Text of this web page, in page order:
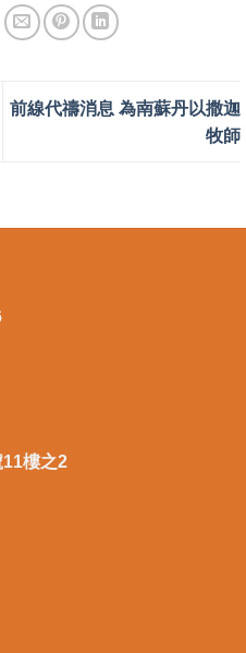
前線代禱消息 為南蘇丹以撒迦
牧師
樓之2